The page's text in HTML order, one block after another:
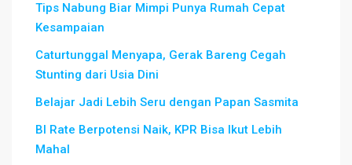
Tips Nabung Biar Mimpi Punya Rumah Cepat
Kesampaian
Caturtunggal Menyapa, Gerak Bareng Cegah
Stunting dari Usia Dini
Belajar Jadi Lebih Seru dengan Papan Sasmita
BI Rate Berpotensi Naik, KPR Bisa Ikut Lebih
Mahal